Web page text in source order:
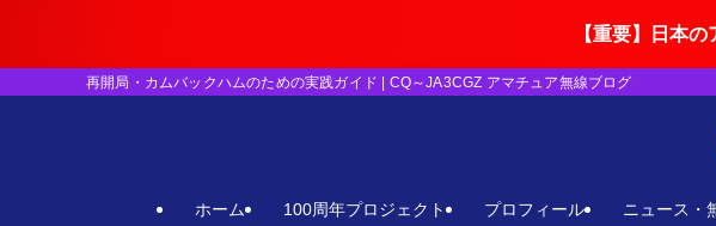
【重要】日本のアマチュア無線
再開局・カムバックハムのための実践ガイド | CQ～JA3CGZ アマチュア無線ブログ
ホーム 100周年プロジェクト プロフィール ニュース・